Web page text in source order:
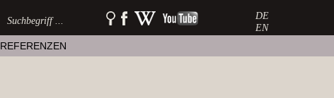
SUCHE:
DE
EN
watershow
auf
watershow
bei
watershow
REFERENZEN